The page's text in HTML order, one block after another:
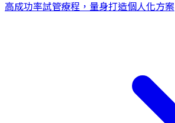
高成功率試管療程，量身打造個人化方案